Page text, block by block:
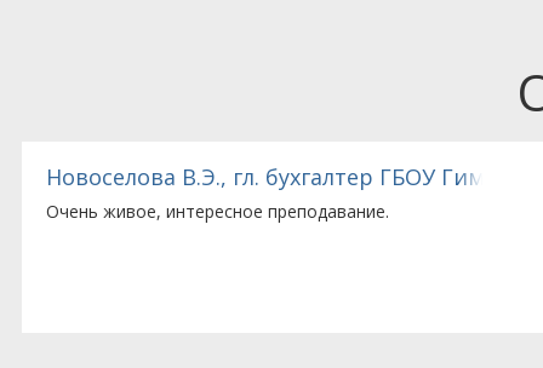
городская больница
Новоселова В.Э., гл. бухгалтер ГБОУ
Очень живое, интересное преподавание.